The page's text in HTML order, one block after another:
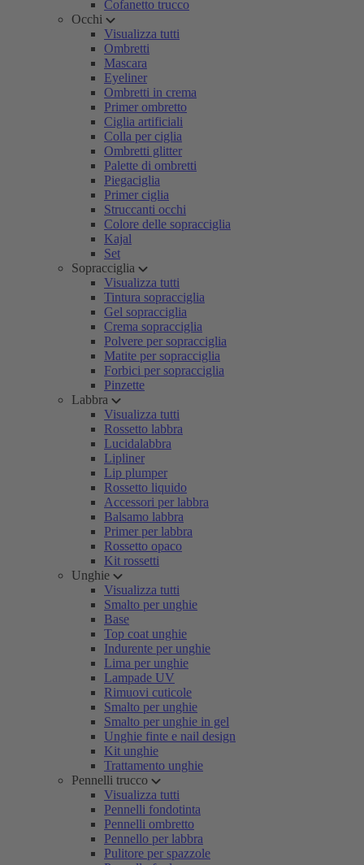
Cofanetto trucco
Occhi
Visualizza tutti
Ombretti
Mascara
Eyeliner
Ombretti in crema
Primer ombretto
Ciglia artificiali
Colla per ciglia
Ombretti glitter
Palette di ombretti
Piegaciglia
Primer ciglia
Struccanti occhi
Colore delle sopracciglia
Kajal
Set
Sopracciglia
Visualizza tutti
Tintura sopracciglia
Gel sopracciglia
Crema sopracciglia
Polvere per sopracciglia
Matite per sopracciglia
Forbici per sopracciglia
Pinzette
Labbra
Visualizza tutti
Rossetto labbra
Lucidalabbra
Lipliner
Lip plumper
Rossetto liquido
Accessori per labbra
Balsamo labbra
Primer per labbra
Rossetto opaco
Kit rossetti
Unghie
Visualizza tutti
Smalto per unghie
Base
Top coat unghie
Indurente per unghie
Lima per unghie
Lampade UV
Rimuovi cuticole
Smalto per unghie
Smalto per unghie in gel
Unghie finte e nail design
Kit unghie
Trattamento unghie
Pennelli trucco
Visualizza tutti
Pennelli fondotinta
Pennelli ombretto
Pennello per labbra
Pulitore per spazzole